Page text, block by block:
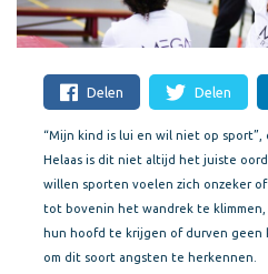
Delen Delen
“Mijn kind is lui en wil niet op
Helaas is dit niet altijd het juiste
willen sporten voelen zich onzeker
tot bovenin het wandrek te
hun hoofd te krijgen of durven
om dit soort angsten te herkennen.